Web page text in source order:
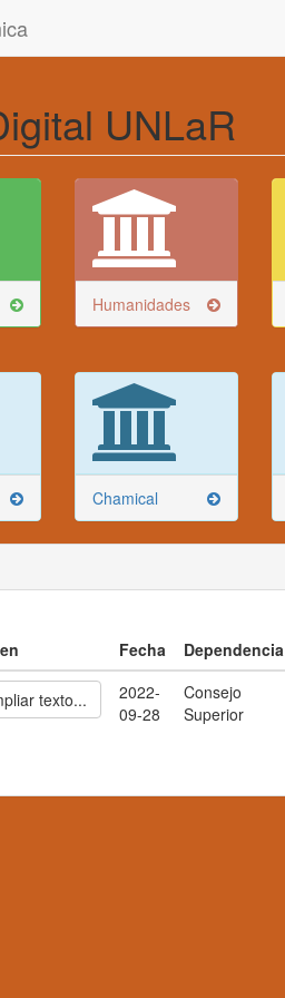
UNLaR
Humanidades
Chamical
Fecha Dependencia
texto...
2022-
09-28
Consejo
Superior